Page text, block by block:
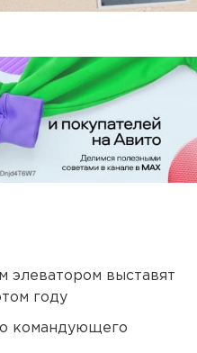
элеватором выставят
году
командующего